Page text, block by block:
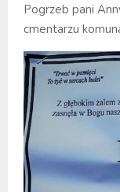
Pogrzeb pani
cmentarzu